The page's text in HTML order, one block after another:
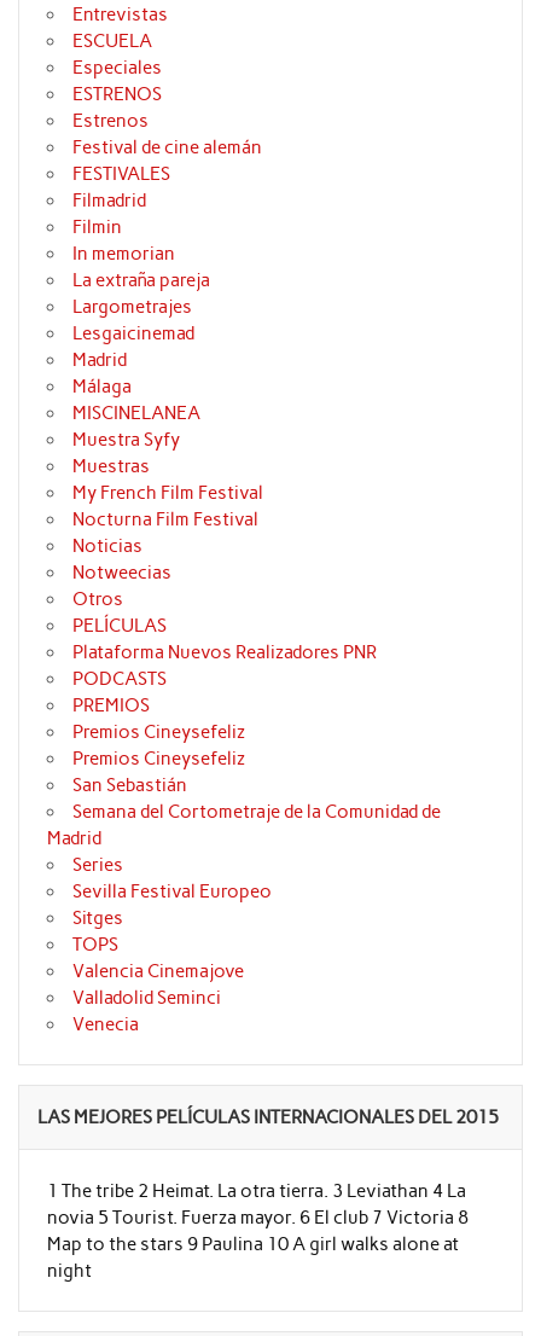
Entrevistas
ESCUELA
Especiales
ESTRENOS
Estrenos
Festival de cine alemán
FESTIVALES
Filmadrid
Filmin
In memorian
La extraña pareja
Largometrajes
Lesgaicinemad
Madrid
Málaga
MISCINELANEA
Muestra Syfy
Muestras
My French Film Festival
Nocturna Film Festival
Noticias
Notweecias
Otros
PELÍCULAS
Plataforma Nuevos Realizadores PNR
PODCASTS
PREMIOS
Premios Cineysefeliz
Premios Cineysefeliz
San Sebastián
Semana del Cortometraje de la Comunidad de
Madrid
Series
Sevilla Festival Europeo
Sitges
TOPS
Valencia Cinemajove
Valladolid Seminci
Venecia
LAS MEJORES PELÍCULAS INTERNACIONALES DEL 2015
1 The tribe 2 Heimat. La otra tierra. 3 Leviathan 4 La
novia 5 Tourist. Fuerza mayor. 6 El club 7 Victoria 8
Map to the stars 9 Paulina 10 A girl walks alone at
night